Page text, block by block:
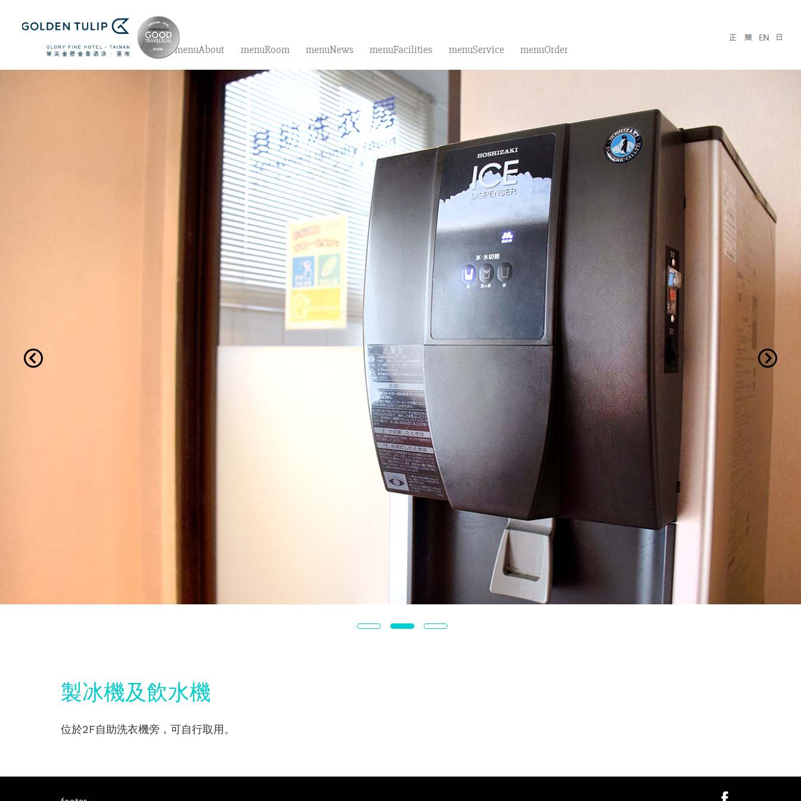
menuAbout menuRoom menuNews menuFacilities menuService menuOrder
製冰機及飲水機
位於2F自助洗衣機旁，可自行取用。